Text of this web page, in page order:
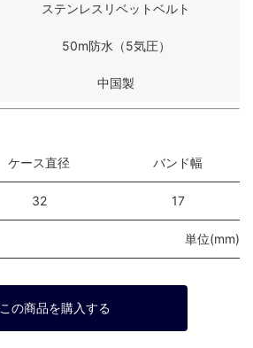
ステンレスリベットベルト
50m防水（5気圧）
中国製
ケース直径 バンド幅
32 17
単位(mm)
この商品を購入する